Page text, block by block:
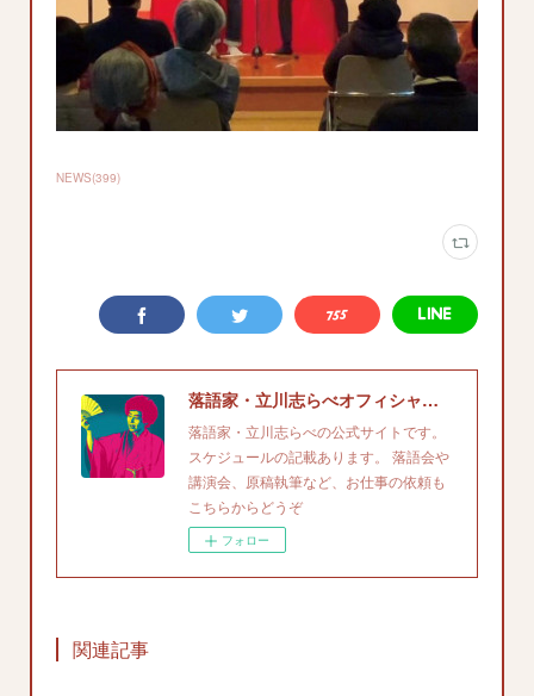
NEWS(399)
落語家・立川志らべオフィシャルサイト
落語家・立川志らべの公式サイトです。
スケジュールの記載あります。 落語会や
講演会、原稿執筆など、お仕事の依頼も
こちらからどうぞ
フォロー
関連記事